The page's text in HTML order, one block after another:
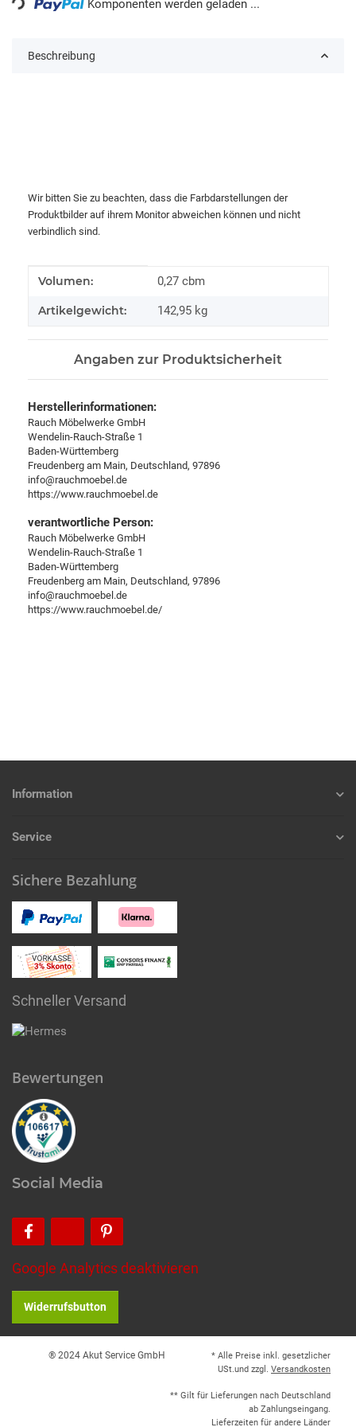
Komponenten werden geladen ...
Beschreibung
Wir bitten Sie zu beachten, dass die Farbdarstellungen der
Produktbilder auf ihrem Monitor abweichen können und nicht
verbindlich sind.
Produkteigenschaft
Wert
Volumen: 0,27 cbm
Artikelgewicht: 142,95 kg
Angaben zur Produktsicherheit
Herstellerinformationen:
Rauch Möbelwerke GmbH
Wendelin-Rauch-Straße 1
Baden-Württemberg
Freudenberg am Main, Deutschland, 97896
info@rauchmoebel.de
https://www.rauchmoebel.de
verantwortliche Person:
Rauch Möbelwerke GmbH
Wendelin-Rauch-Straße 1
Baden-Württemberg
Freudenberg am Main, Deutschland, 97896
info@rauchmoebel.de
https://www.rauchmoebel.de/
Information
Service
Sichere Bezahlung
Schneller Versand
Bewertungen
Social Media
Google Analytics deaktivieren
Widerrufsbutton
® 2024 Akut Service GmbH
* Alle Preise inkl. gesetzlicher
USt.und zzgl. Versandkosten
** Gilt für Lieferungen nach Deutschland
ab Zahlungseingang.
Lieferzeiten für andere Länder